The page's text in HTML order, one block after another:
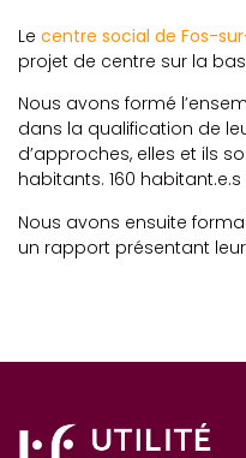
Le centre social de Fos-
projet de centre sur la
Nous avons formé
dans la qualification de
d’approches, elles et ils
habitants. 160
Nous avons ensuite
un rapport présentant